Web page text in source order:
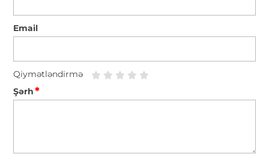
Email
Qiymətləndirmə
Şərh*